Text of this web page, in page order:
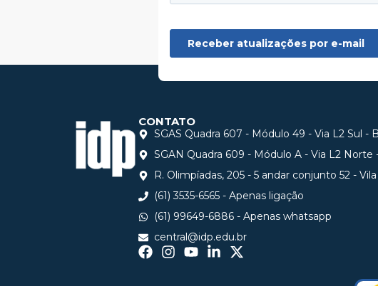
CONTATO
SGAS Quadra 607 - Módulo 49 - Via L2 Sul -
SGAN Quadra 609 - Módulo A - Via L2 Norte
R. Olimpíadas, 205 - 5 andar conjunto 52 -
(61) 3535-6565 - Apenas ligação
(61) 99649-6886 - Apenas whatsapp
central@idp.edu.br